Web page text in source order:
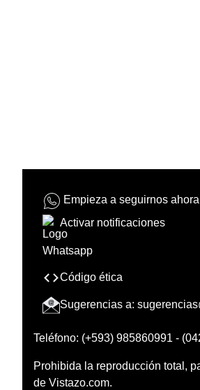
Empieza a seguirnos ahora
Activar notificaciones
Código ética
Sugerencias a:
Teléfono: (+593) 985860991 -
Prohibida la reproducción total,
de Vistazo.com.